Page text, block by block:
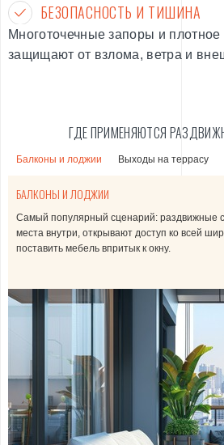
БЕЗОПАСНОСТЬ И ТИШИНА
Многоточечные запоры и плотное
защищают от взлома, ветра и
ГДЕ ПРИМЕНЯЮТСЯ
Балконы и лоджии Выходы на террасу
БАЛКОНЫ И ЛОДЖИИ
Самый популярный сценарий: раздвижные
места внутри, открывают доступ ко всей
поставить мебель впритык к окну.
Широкие подъёмно-раздвижные порталы
домом и двором в хорошую погоду и
Тёплые системы с энергосберегающим
микроклимат для растений круглый год
Раздвижное панорамное остекление —
тек, минимализм. Сочетается с
алюминиевыми балконами .
Подробнее
Использование раздвижных систем в
эффективному зонированию пространства,
использовать площадь. Они также
Подробнее
Гармошка и параллельно-сдвижные
объединять или разделять пространство